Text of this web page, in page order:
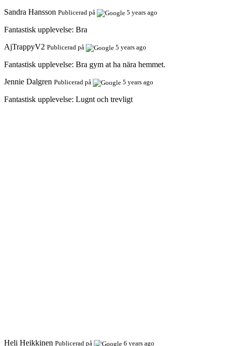
Sandra Hansson Publicerad på 5 years ago
Fantastisk upplevelse: Bra
AjTrappyV2 Publicerad på 5 years ago
Fantastisk upplevelse: Bra gym at ha nära hemmet.
Jennie Dalgren Publicerad på 5 years ago
Fantastisk upplevelse: Lugnt och trevligt
Heli Heikkinen Publicerad på 6 years ago